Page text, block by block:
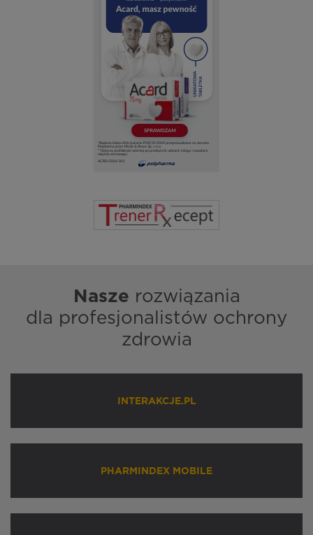
Nasze rozwiązania
dla profesjonalistów ochrony
zdrowia
INTERAKCJE.PL
PHARMINDEX MOBILE